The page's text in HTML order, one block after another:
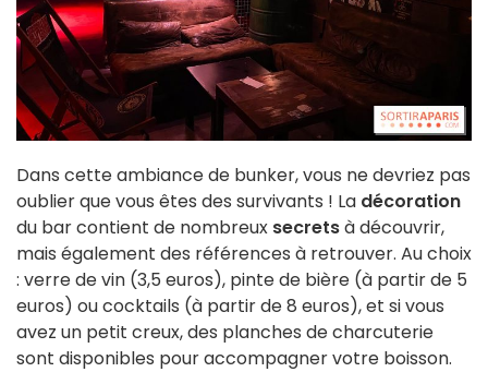
Dans cette ambiance de bunker, vous ne devriez pas
oublier que vous êtes des survivants ! La décoration
du bar contient de nombreux secretsà découvrir,
mais également des références à retrouver. Au choix
: verre de vin (3,5 euros), pinte de bière (à partir de 5
euros) ou cocktails (à partir de 8 euros), et si vous
avez un petit creux, des planches de charcuterie
sont disponibles pour accompagner votre boisson.